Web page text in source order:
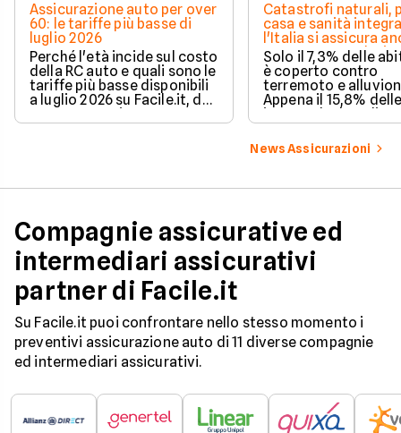
Assicurazione auto per over
60: le tariffe più basse di
luglio 2026
Perché l'età incide sul costo
della RC auto e quali sono le
tariffe più basse disponibili
a luglio 2026 su Facile.it, da
106,32€ annui.
Catastrofi naturali,
casa e sanità
l'Italia si assicura
troppo poco. I dati
Solo il 7,3% delle
è coperto contro
terremoto e
Appena il 15,8%
imprese ha la polizza
catastrofale
dati ANIA 2025 sul
assicurativo
News Assicurazioni
Compagnie assicurative ed
intermediari assicurativi
partner di Facile.it
Su Facile.it puoi confrontare nello stesso momento i
preventivi assicurazione auto di 11 diverse compagnie
ed intermediari assicurativi.